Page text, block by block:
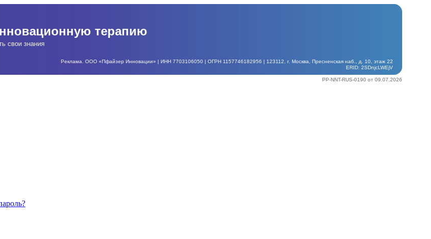
терапию
свои знания
Реклама. ООО «Пфайзер Инновации» | ИНН 7703106050 | ОГРН 1157746182956 | 123112, г. Москва, Пресненская наб., д. 10, этаж 22
ERID: 2SDnjcLWEjV
PP-NNT-RUS-0190 от 09.07.2026